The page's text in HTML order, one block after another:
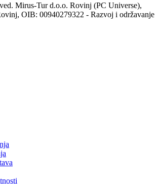
Mirus-Tur d.o.o. Rovinj (PC Universe),
OIB: 00940279322 - Razvoj i održavanje